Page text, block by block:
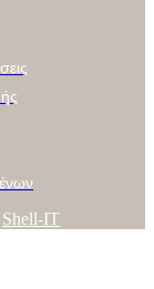
Shell-IT